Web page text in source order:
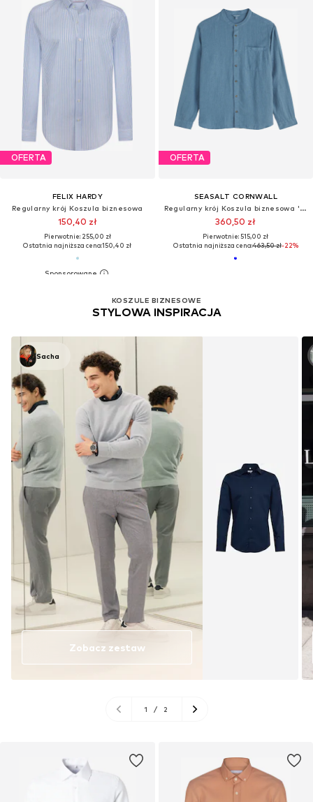
OFERTA
FELIX HARDY
Regularny krój Koszula biznesowa
150,40 zł
Pierwotnie: 255,00 zł
Ostatnia najniższa cena:150,40 zł
KOSZULE BIZNESOWE
STYLOWA INSPIRACJA
Sacha
Zobacz zestaw
1 / 2
OFERTA
SEASALT CORNWALL
Regularny krój Koszula biznesowa 'Porlock'
360,50 zł
Pierwotnie: 515,00 zł
Ostatnia najniższa cena:463,50 zł-22%